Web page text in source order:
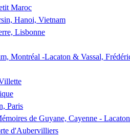
Maroc
Hanoi, Vietnam
Lisbonne
Montréal -Lacaton & Vassal,
Paris
de Guyane, Cayenne -
d'Aubervilliers